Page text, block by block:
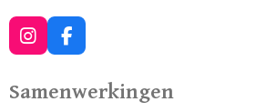
I
n
t
F
a
e
Samenwerkingen